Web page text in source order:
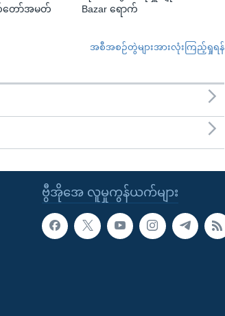
ော်အမတ်
Bazar ရောက်
အစီအစဉ်တွဲများအားလုံးကြည့်ရှုရန်
ဗွီအိုအေ လူမှုကွန်ယက်များ